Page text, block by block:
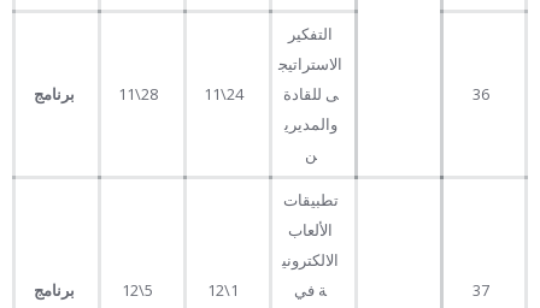
36
التفكير
الاستراتيج
ى للقادة
والمديري
ن
24\11
28\11 برنامج
37
تطبيقات
الألعاب
الالكتروني
ة في
برنامج